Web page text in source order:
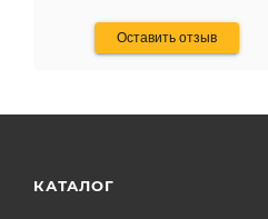
Оставить отзыв
КАТАЛОГ